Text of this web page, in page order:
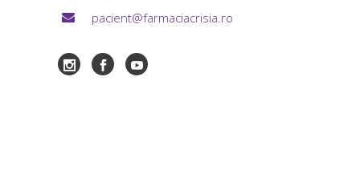
pacient@farmaciacrisia.ro